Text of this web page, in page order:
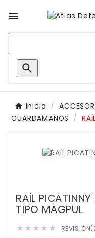


Inicio
GUARDAMANOS
RAÍL
TIPO MAGPUL
    